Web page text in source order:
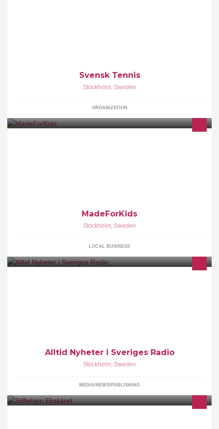
Svensk Tennis
Stockholm, Sweden
ORGANIZATION
MadeForKids
Stockholm, Sweden
LOCAL BUSINESS
Alltid Nyheter i Sveriges Radio
Stockholm, Sweden
MEDIA/NEWS/PUBLISHING